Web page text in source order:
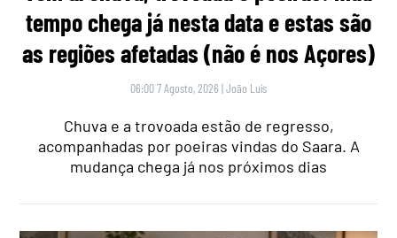
tempo chega já nesta data e estas são
as regiões afetadas (não é nos Açores)
06:00 7 Agosto, 2026 |João Luís
Chuva e a trovoada estão de regresso,
acompanhadas por poeiras vindas do Saara. A
mudança chega já nos próximos dias